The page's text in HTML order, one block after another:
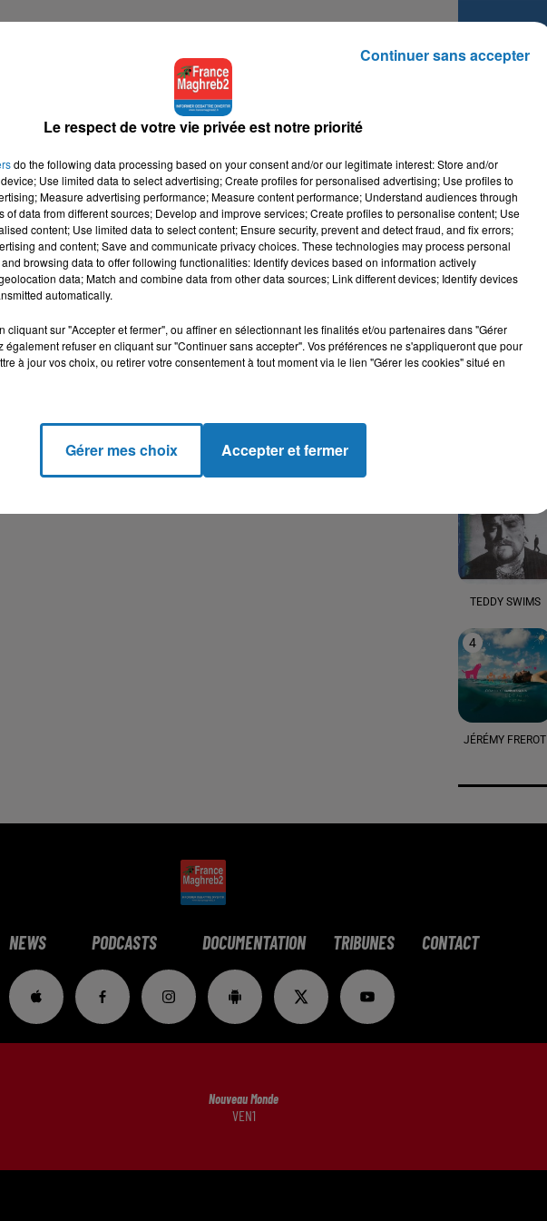
Balance
TEDDY SWIMS
4
JÉRÉMY FREROT
NEWS PODCASTS DOCUMENTATION TRIBUNES CONTACT
Nouveau Monde
VEN1
Le respect de votre vie privée est notre priorité
do the following data processing based on your consent and/or our legitimate interest: Store and/or
Use limited data to select advertising; Create profiles for personalised advertising; Use profiles to
Measure advertising performance; Measure content performance; Understand audiences through
of data from different sources; Develop and improve services; Create profiles to personalise content; Use
content; Use limited data to select content; Ensure security, prevent and detect fraud, and fix errors;
and content; Save and communicate privacy choices. These technologies may process personal
browsing data to offer following functionalities: Identify devices based on information actively
data; Match and combine data from other data sources; Link different devices; Identify devices
automatically.
cliquant sur "Accepter et fermer", ou affiner en sélectionnant les finalités et/ou partenaires dans "Gérer
également refuser en cliquant sur "Continuer sans accepter". Vos préférences ne s'appliqueront que pour
à jour vos choix, ou retirer votre consentement à tout moment via le lien "Gérer les cookies" situé en
Gérer mes choix Accepter et fermer
Continuer sans accepter